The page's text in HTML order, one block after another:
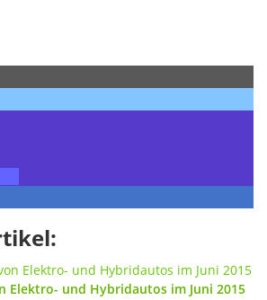
Elektro- und Hybridautos im Juni 2015